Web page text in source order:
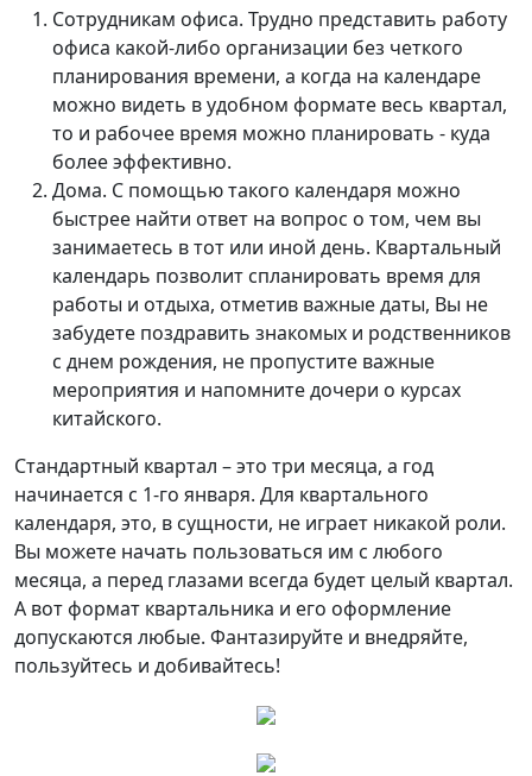
Сотрудникам офиса. Трудно представить работу
офиса какой-либо организации без четкого
планирования времени, а когда на календаре
можно видеть в удобном формате весь квартал,
то и рабочее время можно планировать - куда
более эффективно.
Дома. С помощью такого календаря можно
быстрее найти ответ на вопрос о том, чем вы
занимаетесь в тот или иной день. Квартальный
календарь позволит спланировать время для
работы и отдыха, отметив важные даты, Вы не
забудете поздравить знакомых и родственников
с днем рождения, не пропустите важные
мероприятия и напомните дочери о курсах
китайского.
Стандартный квартал – это три месяца, а год
начинается с 1-го января. Для квартального
календаря, это, в сущности, не играет никакой роли.
Вы можете начать пользоваться им с любого
месяца, а перед глазами всегда будет целый квартал.
А вот формат квартальника и его оформление
допускаются любые. Фантазируйте и внедряйте,
пользуйтесь и добивайтесь!